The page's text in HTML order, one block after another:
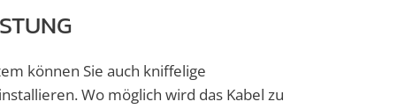
können Sie auch kniffelige
Wo möglich wird das Kabel zu